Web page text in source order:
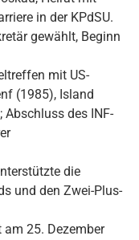
in der KPdSU.
gewählt, Beginn
mit US-
(1985), Island
des INF-
die
und den Zwei-Plus-
am 25. Dezember